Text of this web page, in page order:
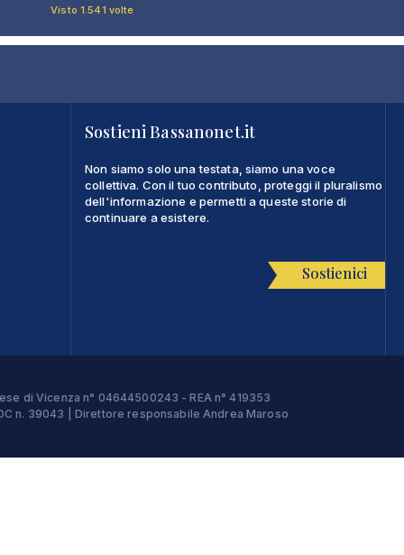
Visto 1.541 volte
Sostieni Bassanonet.it
Non siamo solo una testata, siamo una voce
collettiva. Con il tuo contributo, proteggi il pluralismo
dell'informazione e permetti a queste storie di
continuare a esistere.
Sostienici
di Vicenza n° 04644500243 - REA n° 419353
n. 39043 | Direttore responsabile Andrea Maroso